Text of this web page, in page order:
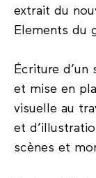
extrait du
Elements du
Écriture d’un
et mise en
visuelle au
et
scènes et